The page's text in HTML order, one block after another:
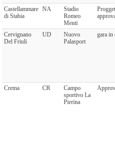
Castellammare
di Stabia
NA
Stadio
Romeo
Menti
Cervignano
Del Friuli
UD
Nuovo
Palasport
gara in
Crema CR
Campo
sportivo La
Pierina